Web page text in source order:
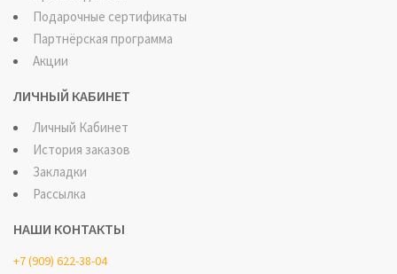
Подарочные сертификаты
Партнёрская программа
Акции
ЛИЧНЫЙ КАБИНЕТ
Личный Кабинет
История заказов
Закладки
Рассылка
НАШИ КОНТАКТЫ
+7 (909) 622-38-04